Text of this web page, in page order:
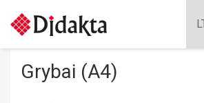
Lavinančios kortelės
PASIRINKITE KATEGORIJĄ:
Grybai (A4)